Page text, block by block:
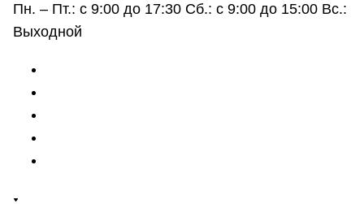
Пн. – Пт.: с 9:00 до 17:30 Сб.: с 9:00 до 15:00 Вс.:
Выходной